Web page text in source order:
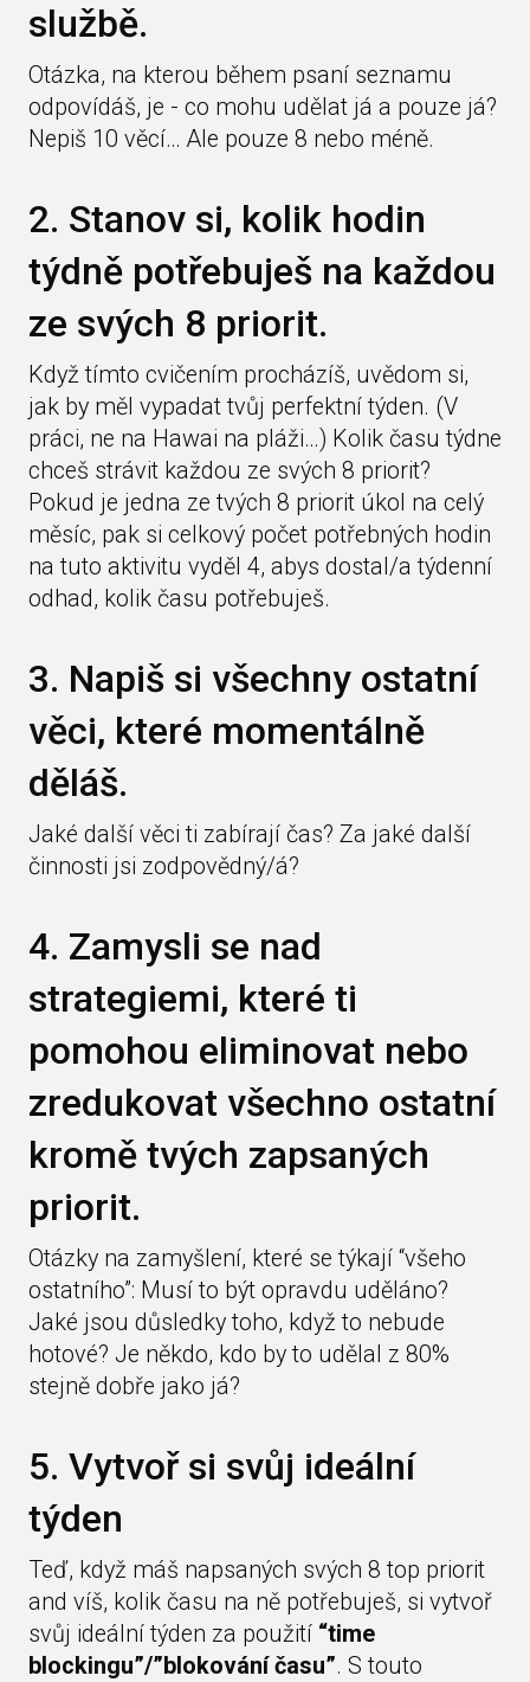
službě.
Otázka, na kterou během psaní seznamu
odpovídáš, je - co mohu udělat já a pouze já?
Nepiš 10 věcí… Ale pouze 8 nebo méně.
2. Stanov si, kolik hodin
týdně potřebuješ na každou
ze svých 8 priorit.
Když tímto cvičením procházíš, uvědom si,
jak by měl vypadat tvůj perfektní týden. (V
práci, ne na Hawai na pláži…) Kolik času týdne
chceš strávit každou ze svých 8 priorit?
Pokud je jedna ze tvých 8 priorit úkol na celý
měsíc, pak si celkový počet potřebných hodin
na tuto aktivitu vyděl 4, abys dostal/a týdenní
odhad, kolik času potřebuješ.
3. Napiš si všechny ostatní
věci, které momentálně
děláš.
Jaké další věci ti zabírají čas? Za jaké další
činnosti jsi zodpovědný/á?
4. Zamysli se nad
strategiemi, které ti
pomohou eliminovat nebo
zredukovat všechno ostatní
kromě tvých zapsaných
priorit.
Otázky na zamyšlení, které se týkají “všeho
ostatního”: Musí to být opravdu uděláno?
Jaké jsou důsledky toho, když to nebude
hotové? Je někdo, kdo by to udělal z 80%
stejně dobře jako já?
5. Vytvoř si svůj ideální
týden
Teď, když máš napsaných svých 8 top priorit
and víš, kolik času na ně potřebuješ, si vytvoř
svůj ideální týden za použití “time
blockingu”/”blokování času”. S touto